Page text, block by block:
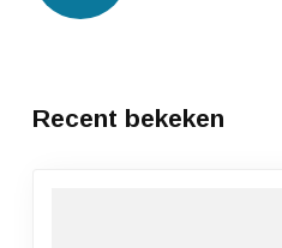
Recent bekeken